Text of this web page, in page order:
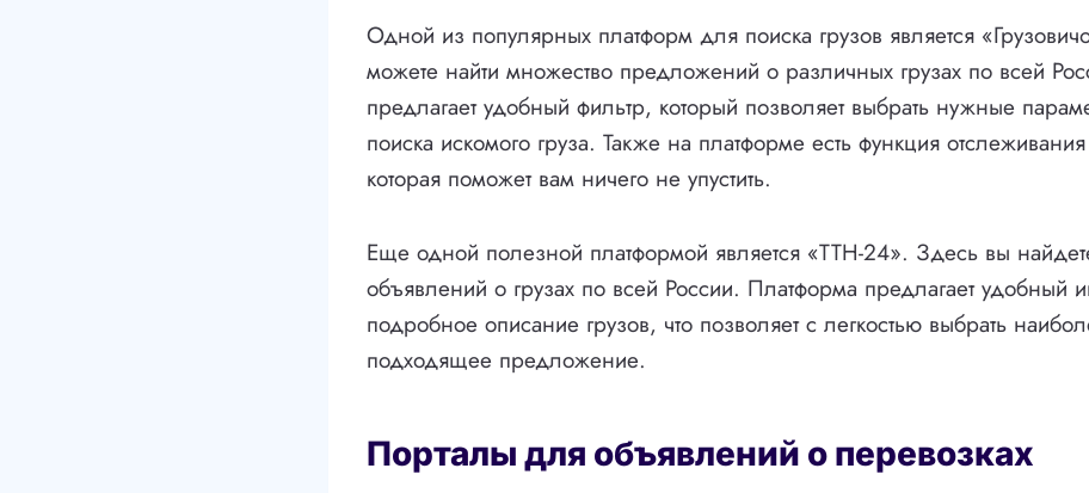
Одной из популярных платформ для поиска грузов является
можете найти множество предложений о различных грузах по всей
предлагает удобный фильтр, который позволяет выбрать нужные
поиска искомого груза. Также на платформе есть функция
которая поможет вам ничего не упустить.
Еще одной полезной платформой является «ТТН-24». Здесь вы
объявлений о грузах по всей России. Платформа предлагает удобный
подробное описание грузов, что позволяет с легкостью выбрать
подходящее предложение.
Порталы для объявлений о перевозках